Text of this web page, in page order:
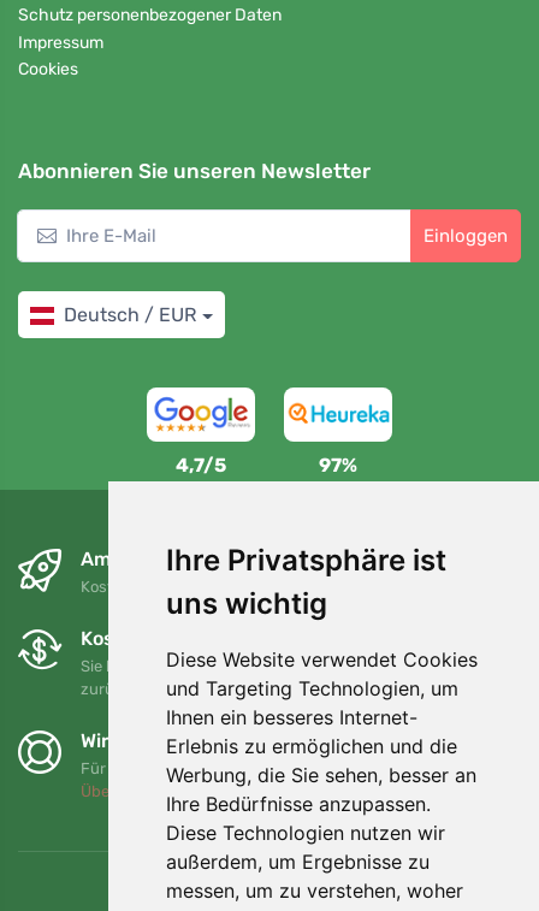
Ihre Privatsphäre ist
uns wichtig
Diese Website verwendet Cookies
und Targeting Technologien, um
Ihnen ein besseres Internet-
Erlebnis zu ermöglichen und die
Werbung, die Sie sehen, besser an
Ihre Bedürfnisse anzupassen.
Diese Technologien nutzen wir
außerdem, um Ergebnisse zu
messen, um zu verstehen, woher
Schutz personenbezogener Daten
Impressum
Cookies
Abonnieren Sie unseren Newsletter
Einloggen
Deutsch / EUR
4,7/5 97%
Am nächsten Tag und kostenlos
Kostenloser Versand für Bestellungen über 80 EUR
Kostenloser Umtausch und Rückgabe
Sie können Ihre Bestellung jederzeit innerhalb von 90 Tagen
zurückgeben oder umtauschen.
Wir unterstützen Trees.org
Für jede Bestellung pflanzen wir einen Baum! Mehr lesen
Über uns